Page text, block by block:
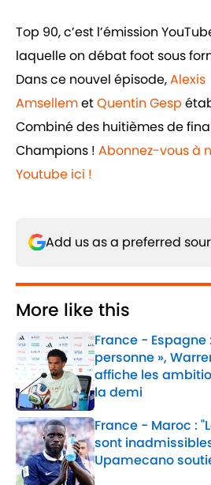
Top 90, c’est l’émission
laquelle on débat foot sous
Dans ce nouvel épisode,Alexis
AmsellemetQuentin Gesp
Combiné des huitièmes de
Champions ! Abonnez-vous à
Youtube ici !
Add us as a preferred
More like this
France - Espagne
personne »,
affiche les
la demi
Published by on
France - Maroc :
sont
Upamecano
Published by on